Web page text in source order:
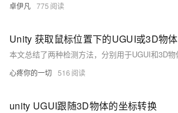
卓伊凡 775
Unity 获取鼠标位置下的UGUI或3D物体
心疼你的一切 516
unity UGUI跟随3D物体的坐标转换